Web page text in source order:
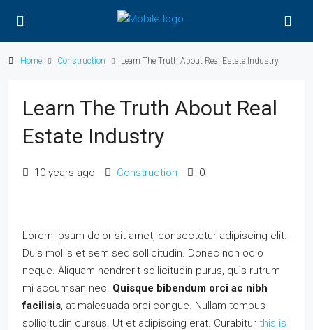
Home Construction Learn The Truth About Real Estate Industry
Learn The Truth About Real
Estate Industry
10 years ago Construction 0
Lorem ipsum dolor sit amet, consectetur adipiscing elit.
Duis mollis et sem sed sollicitudin. Donec non odio
neque. Aliquam hendrerit sollicitudin purus, quis rutrum
mi accumsan nec. Quisque bibendum orci ac nibh
facilisis, at malesuada orci congue. Nullam tempus
sollicitudin cursus. Ut et adipiscing erat. Curabitur this is